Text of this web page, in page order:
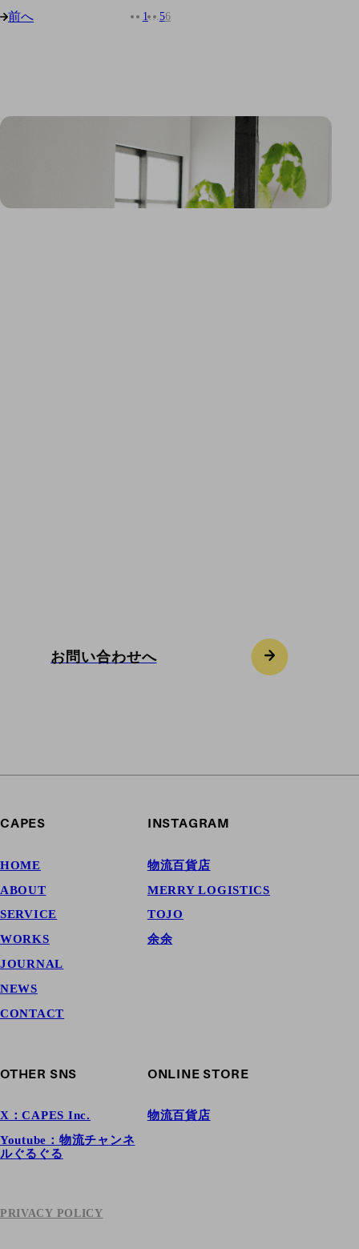
前へ 1…56
お問い合わせへ
CAPES
HOME
ABOUT
SERVICE
WORKS
JOURNAL
NEWS
CONTACT
INSTAGRAM
物流百貨店
MERRY LOGISTICS
TOJO
余余
OTHER SNS
X：CAPES Inc.
Youtube：物流チャンネ
ルぐるぐる
ONLINE STORE
物流百貨店
PRIVACY POLICY